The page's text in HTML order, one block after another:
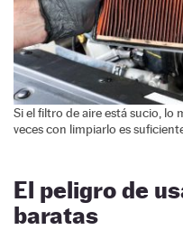
Si el filtro de aire está sucio, lo
veces con limpiarlo es
El peligro de
baratas